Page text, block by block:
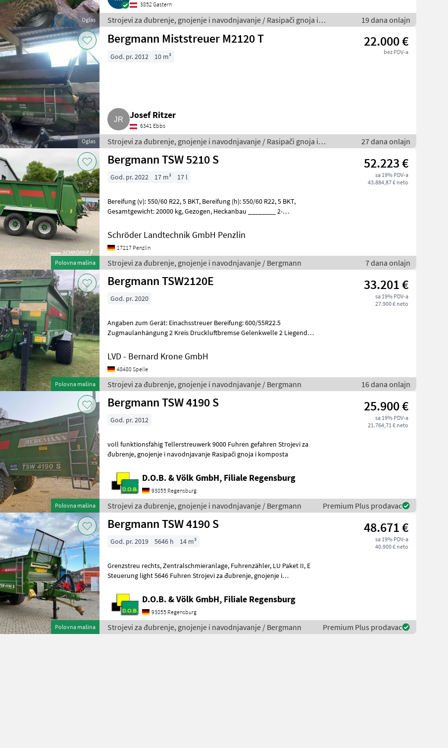
Oglas
3852 Gastern
Strojevi za đubrenje, gnojenje i navodnjavanje / Rasipači gnoja i
komposta
19 dana onlajn
Oglas
Bergmann Miststreuer M2120 T 22.000 €
bez PDV-a
God. pr. 2012 10 m³
Josef Ritzer
6341 Ebbs
Strojevi za đubrenje, gnojenje i navodnjavanje / Rasipači gnoja i
komposta
27 dana onlajn
Polovna mašina
Bergmann TSW 5210 S 52.223 €
sa 19% PDV-a
43.884,87 € neto
God. pr. 2022 17 m³ 17 l
Bereifung (v): 550/60 R22, 5 BKT, Bereifung (h): 550/60 R22, 5 BKT,
Gesamtgewicht: 20000 kg, Gezogen, Heckanbau ________ 2-
Schröder Landtechnik GmbH Penzlin
17217 Penzlin
Strojevi za đubrenje, gnojenje i navodnjavanje / Bergmann 7 dana onlajn
Polovna mašina
Bergmann TSW2120E 33.201 €
sa 19% PDV-a
27.900 € neto
God. pr. 2020
Angaben zum Gerät: Einachsstreuer Bereifung: 600/55R22.5
Zugmaulanhängung 2 Kreis Druckluftbremse Gelenkwelle 2 Liegende
LVD - Bernard Krone GmbH
48480 Spelle
Strojevi za đubrenje, gnojenje i navodnjavanje / Bergmann 16 dana onlajn
Polovna mašina
Bergmann TSW 4190 S 25.900 €
sa 19% PDV-a
21.764,71 € neto
God. pr. 2012
voll funktionsfähig Tellerstreuwerk 9000 Fuhren gefahren Strojevi za
đubrenje, gnojenje i navodnjavanje Rasipači gnoja i komposta
D.O.B. & Völk GmbH, Filiale Regensburg
93055 Regensburg
Strojevi za đubrenje, gnojenje i navodnjavanje / Bergmann Premium Plus prodavac
Polovna mašina
Bergmann TSW 4190 S 48.671 €
sa 19% PDV-a
40.900 € neto
God. pr. 2019 5646 h 14 m³
Grenzstreu rechts, Zentralschmieranlage, Fuhrenzähler, LU Paket II, E
Steuerung light 5646 Fuhren Strojevi za đubrenje, gnojenje i
D.O.B. & Völk GmbH, Filiale Regensburg
93055 Regensburg
Strojevi za đubrenje, gnojenje i navodnjavanje / Bergmann Premium Plus prodavac